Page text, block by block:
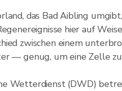
das Bad Aibling
hier auf
zwischen einem
— genug, um eine Zelle
Wetterdienst (DWD)